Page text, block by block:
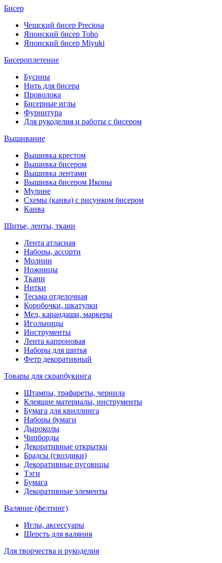
Бисер
Чешский бисер Preciosa
Японский бисер Toho
Японский бисер Miyuki
Бисероплетение
Бусины
Нить для бисера
Проволока
Бисерные иглы
Фурнитура
Для рукоделия и работы с бисером
Вышивание
Вышивка крестом
Вышивка бисером
Вышивка лентами
Вышивка бисером Иконы
Мулине
Схемы (канва) с рисунком бисером
Канва
Шитье, ленты, ткани
Лента атласная
Наборы, ассорти
Молнии
Ножницы
Ткани
Нитки
Тесьма отделочная
Коробочки, шкатулки
Мел, карандаши, маркеры
Игольницы
Инструменты
Лента капроновая
Наборы для шитья
Фетр декоративный
Товары для скрапбукинга
Штампы, трафареты, чернила
Клеящие материалы, инструменты
Бумага для квиллинга
Наборы бумаги
Дыроколы
Чипборды
Декоративные открытки
Брадсы (гвоздики)
Декоративные пуговицы
Тэги
Бумага
Декоративные элементы
Валяние (фелтинг)
Иглы, аксессуары
Шерсть для валяния
Для творчества и рукоделия